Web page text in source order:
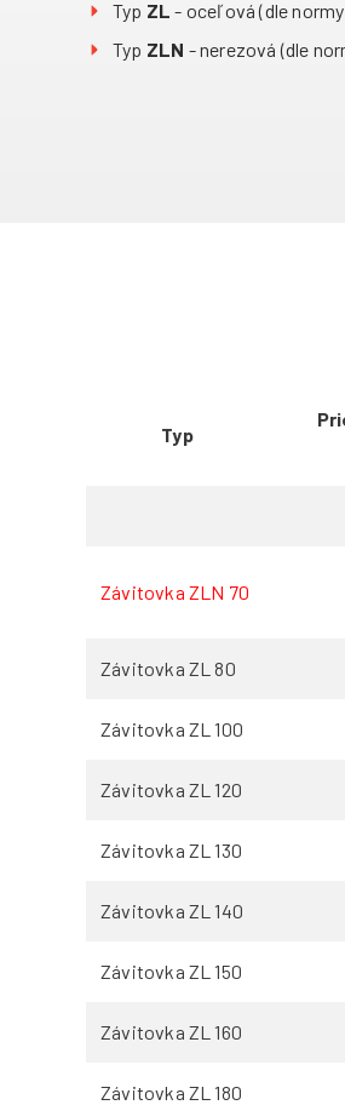
Typ ZL - oceľová (dle
Typ ZLN - nerezová (dle
Typ
Závitovka ZLN 70
Závitovka ZL 80
Závitovka ZL 100
Závitovka ZL 120
Závitovka ZL 130
Závitovka ZL 140
Závitovka ZL 150
Závitovka ZL 160
Závitovka ZL 180